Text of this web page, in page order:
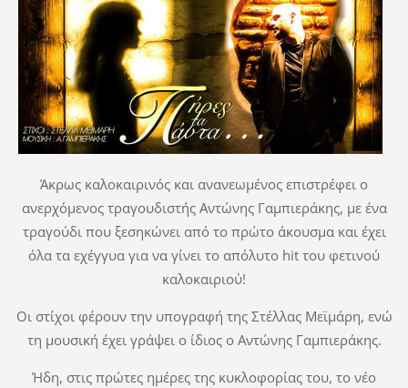
Άκρως καλοκαιρινός και ανανεωμένος επιστρέφει ο
ανερχόμενος τραγουδιστής Αντώνης Γαμπιεράκης, με ένα
τραγούδι που ξεσηκώνει από το πρώτο άκουσμα και έχει
όλα τα εχέγγυα για να γίνει το απόλυτο hit του φετινού
καλοκαιριού!
Οι στίχοι φέρουν την υπογραφή της Στέλλας Μεϊμάρη, ενώ
τη μουσική έχει γράψει ο ίδιος ο Αντώνης Γαμπιεράκης.
Ήδη, στις πρώτες ημέρες της κυκλοφορίας του, το νέο